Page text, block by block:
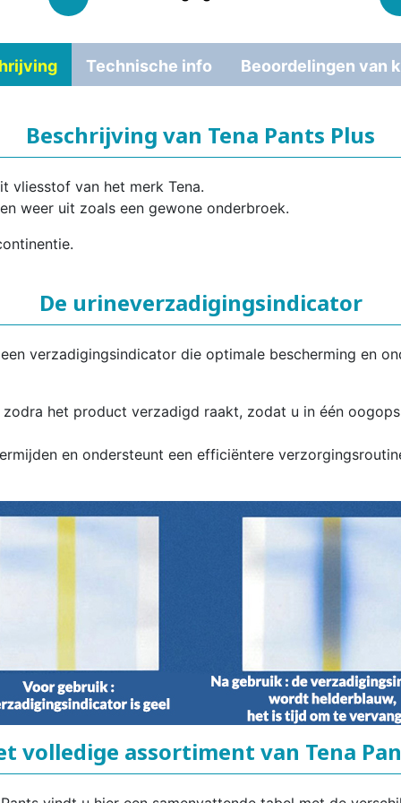
Technische info Beoordelingen van
Beschrijving van Tena Pants Plus
vliesstof van het merk Tena.
weer uit zoals een gewone onderbroek.
De urineverzadigingsindicator
verzadigingsindicator die optimale bescherming en
het product verzadigd raakt, zodat u in één
en ondersteunt een efficiëntere
volledige assortiment van Tena